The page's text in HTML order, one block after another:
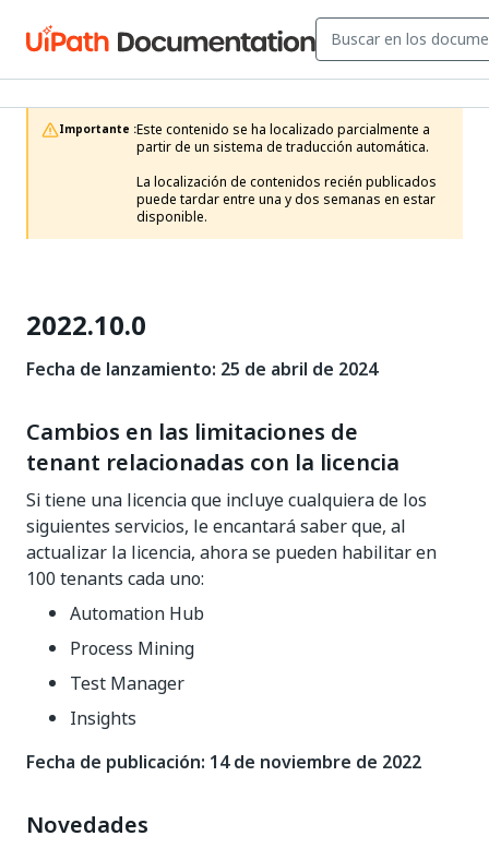
Importante :Este contenido se ha localizado parcialmente a
partir de un sistema de traducción automática.
La localización de contenidos recién publicados
puede tardar entre una y dos semanas en estar
disponible.
2022.10.0
Fecha de lanzamiento: 25 de abril de 2024
Cambios en las limitaciones de
tenant relacionadas con la licencia
Si tiene una licencia que incluye cualquiera de los
siguientes servicios, le encantará saber que, al
actualizar la licencia, ahora se pueden habilitar en
100 tenants cada uno:
Automation Hub
Process Mining
Test Manager
Insights
Fecha de publicación: 14 de noviembre de 2022
Novedades